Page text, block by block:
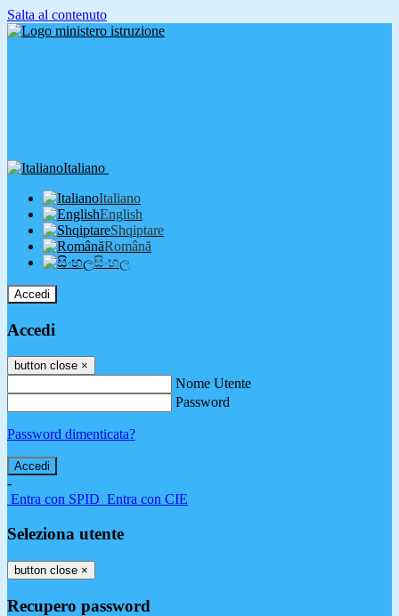
Salta al contenuto
Italiano
Italiano
English
Shqiptare
Română
සිංහල
Accedi
Accedi
button close ×
Nome Utente
Password
Password dimenticata?
-
Entra con SPID Entra con CIE
Seleziona utente
button close ×
Recupero password